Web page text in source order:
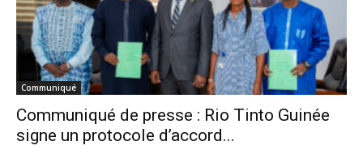
Communiqué
Communiqué de presse : Rio Tinto Guinée
signe un protocole d’accord...